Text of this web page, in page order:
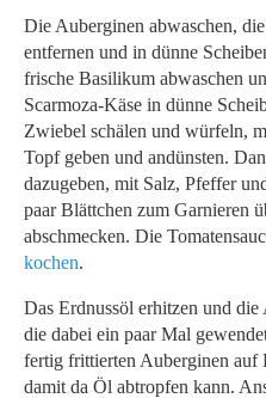
Die Auberginen abwaschen,
entfernen und in dünne
frische Basilikum abwaschen
Scarmoza-Käse in dünne
Zwiebel schälen und würfeln,
Topf geben und andünsten.
dazugeben, mit Salz, Pfeffer
paar Blättchen zum Garnieren
abschmecken. Die
kochen.
Das Erdnussöl erhitzen und
die dabei ein paar Mal
fertig frittierten Auberginen auf
damit da Öl abtropfen kann.